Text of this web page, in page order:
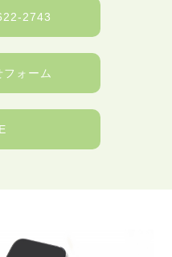
2743
ォーム